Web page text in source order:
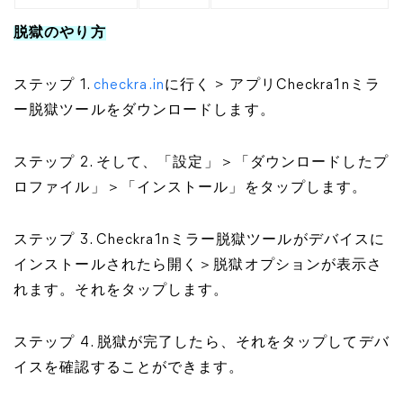
脱獄のやり方
ステップ 1. checkra.inに行く > アプリCheckra1nミラ
ー脱獄ツールをダウンロードします。
ステップ 2. そして、「設定」＞「ダウンロードしたプ
ロファイル」＞「インストール」をタップします。
ステップ 3. Checkra1nミラー脱獄ツールがデバイスに
インストールされたら開く＞脱獄オプションが表示さ
れます。それをタップします。
ステップ 4. 脱獄が完了したら、それをタップしてデバ
イスを確認することができます。